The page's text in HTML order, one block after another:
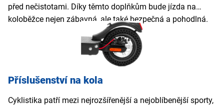
před nečistotami. Díky těmto doplňkům bude jízda na
koloběžce nejen zábavná, ale také bezpečná a pohodlná.
Příslušenství na kola
Cyklistika patří mezi nejrozšířenější a nejoblíbenější sporty,